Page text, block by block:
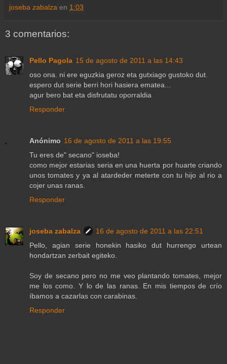
joseba zabalza en 1:03
3 comentarios:
Pello Pagola 15 de agosto de 2011 a las 14:43
oso ona. ni ere eguzkia geroz eta gutxiago gustoko dut.
espero dut serie berri hori hasiera ematea...
agur bero bat eta disfrutatu oporraldia
Responder
Anónimo 16 de agosto de 2011 a las 19:55
Tu eres de" secano" ioseba!
como mejor estarias seria en una huerta por huarte criando
unos tomates y ya al atardeder meterte con tu hijo al rio a
cojer unas ranas.
Responder
joseba zabalza
16 de agosto de 2011 a las 22:51
Pello, agian serie honekin hasiko dut hurrengo urtean
hondartzan zerbait egiteko.
Soy de secano pero no me veo plantando tomates, mejor
me los como. Y lo de las ranas. En mis tiempos de crío
íbamos a cazarlas con carabinas.
Responder